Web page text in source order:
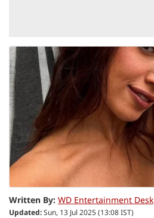
Written By: WD Entertainment Desk
Updated:Sun, 13 Jul 2025 (13:08 IST)